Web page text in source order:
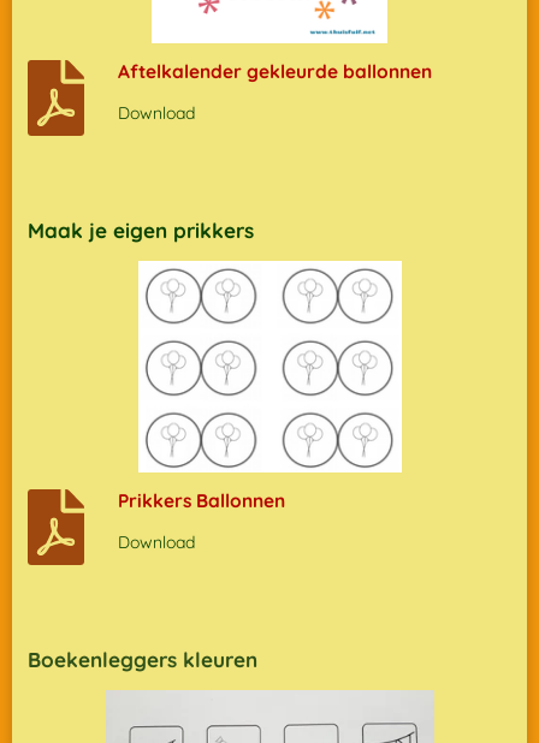
Aftelkalender gekleurde ballonnen
Download
Maak je eigen prikkers
Prikkers Ballonnen
Download
Boekenleggers kleuren